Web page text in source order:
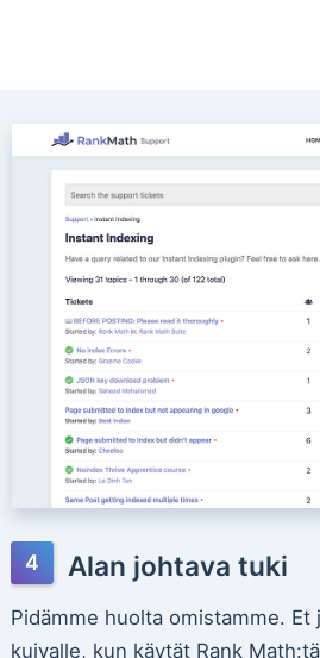
Alan johtava tuki
Pidämme huolta omistamme. Et
kuivalle, kun käytät Rank